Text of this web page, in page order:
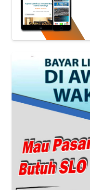
INDEKS
BERITA
KONTAK
PEDOMAN
MEDIA
SIBER